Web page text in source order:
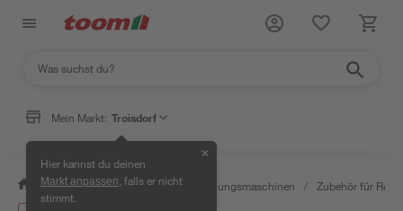
Mein Markt: Troisdorf
Hier kannst du deinen
Markt anpassen , falls er nicht
stimmt.
✕
/ Werkstatt & Maschinen / Reinigungsmaschinen / Zubehör für